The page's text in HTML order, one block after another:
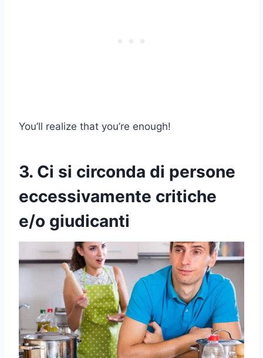
You’ll realize that you’re enough!
3. Ci si circonda di persone
eccessivamente critiche
e/o giudicanti